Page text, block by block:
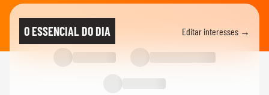
Professor acusa PMs de abordagem
violenta e homofóbica no carnaval...
Apuração do carnaval do Rio de Janeiro
O ESSENCIAL DO DIA Editar interesses →